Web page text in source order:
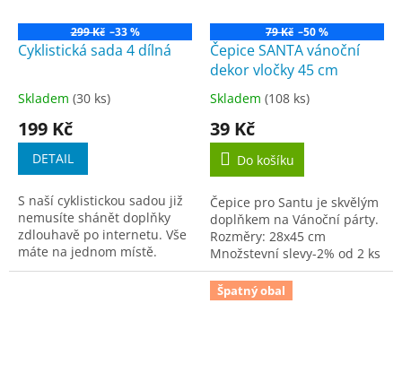
299 Kč –33 %
Cyklistická sada 4 dílná
Průměrné
produktu
5,0
5
hvězdiček.
Skladem (30 ks)
199 Kč
DETAIL
S naší cyklistickou sadou již
nemusíte shánět doplňky
zdlouhavě po internetu. Vše
máte na jednom místě.
79 Kč –50 %
Čepice SANTA vánoční
dekor vločky 45 cm
Průměrné
produktu
3,6
5
hvězdiček.
Skladem (108 ks)
39 Kč
Do košíku
Čepice pro Santu je skvělým
doplňkem na Vánoční párty.
Rozměry: 28x45 cm
Množstevní slevy-2% od 2 ks
-4% od 5 ks -7% od 10...
Špatný obal